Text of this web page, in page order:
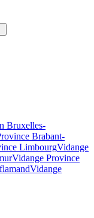
Bruxelles-
Brabant-
LimbourgVidange
Vidange Province
Vidange